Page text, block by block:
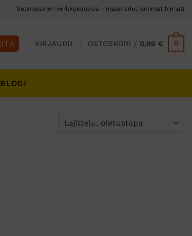
Suomalainen verkkokauppa - maan edullisimmat hinnat!
KIRJAUDU OSTOSKORI / 0,00€ 0
BLOGI